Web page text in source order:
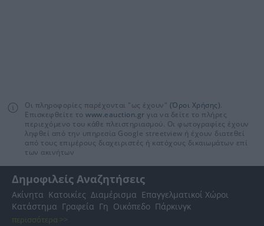
Οι πληροφορίες παρέχονται "ως έχουν" (Όροι Χρήσης).
Επισκεφθείτε το www.eauction.gr για να δείτε το πλήρες
περιεχόμενο του κάθε πλειστηριασμού. Οι φωτογραφίες έχουν
ληφθεί από την υπηρεσία Google streetview ή έχουν διατεθεί
από τους επιμέρους διαχειριστές ή κατόχους δικαιωμάτων επί
των ακινήτων
Δημοφιλείς Αναζητήσεις
Ακίνητα Κατοικίες Διαμέρισμα Επαγγελματικοί Χώροι
Κατάστημα Γραφεία Γη Οικόπεδο Πάρκινγκ
περισσότερα >>